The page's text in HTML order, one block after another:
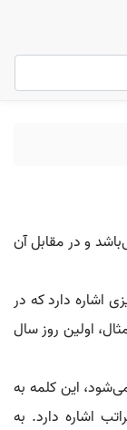
و در مقابل آن
اشاره دارد که در
اولین روز سال
می‌شود، این کلمه به
اشاره دارد. به